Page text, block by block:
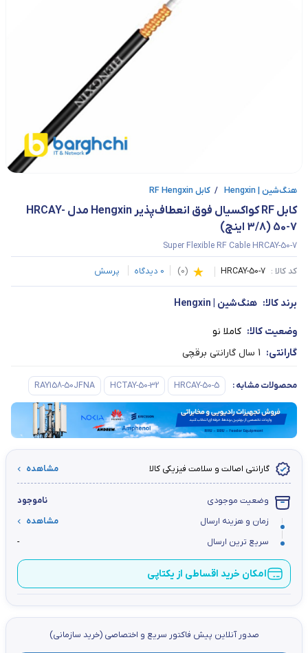
هنگ‌شین | Hengxin / کابل RF Hengxin
کابل RF کواکسیال فوق انعطاف‌پذیر Hengxin مدل HRCAY-
50-7 (3/8 اینچ)
Super Flexible RF Cable HRCAY-50-7
کد کالا : HRCAY-50-7
(
0
)
0 دیدگاه پرسش
برند کالا: هنگ‌شین | Hengxin
وضعیت کالا: کاملا نو
گارانتی: 1 سال گارانتی برقچی
محصولات مشابه:
HRCAY-50-5
HCTAY-50-32
RAY158-50JFNA
گارانتی اصالت و سلامت فیزیکی کالا مشاهده
وضعیت موجودی
ناموجود
زمان و هزینه ارسال
مشاهده
سریع ترین ارسال
-
امکان خرید اقساطی از یکتاپی
صدور آنلاین پيش فاكتور سریع و اختصاصي (خرید سازمانی)